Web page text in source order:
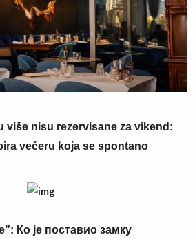
više nisu rezervisane za vikend:
večeru koja se spontano
Ко је поставио замку